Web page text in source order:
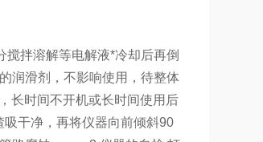
搅拌溶解等电解液*冷却后再倒
滑剂，不影响使用，待整体
，长时间不开机或长时间使用后
干净，再将仪器向前倾斜90